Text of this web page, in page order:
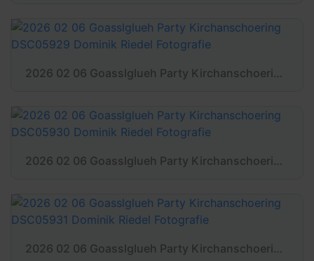
2026 02 06 Goasslglueh Party Kirchanschoering DSC05929 Dominik Riedel Fotografie
2026 02 06 Goasslglueh Party Kirchanschoering DSC05930 Dominik Riedel Fotografie
2026 02 06 Goasslglueh Party Kirchanschoering DSC05931 Dominik Riedel Fotografie